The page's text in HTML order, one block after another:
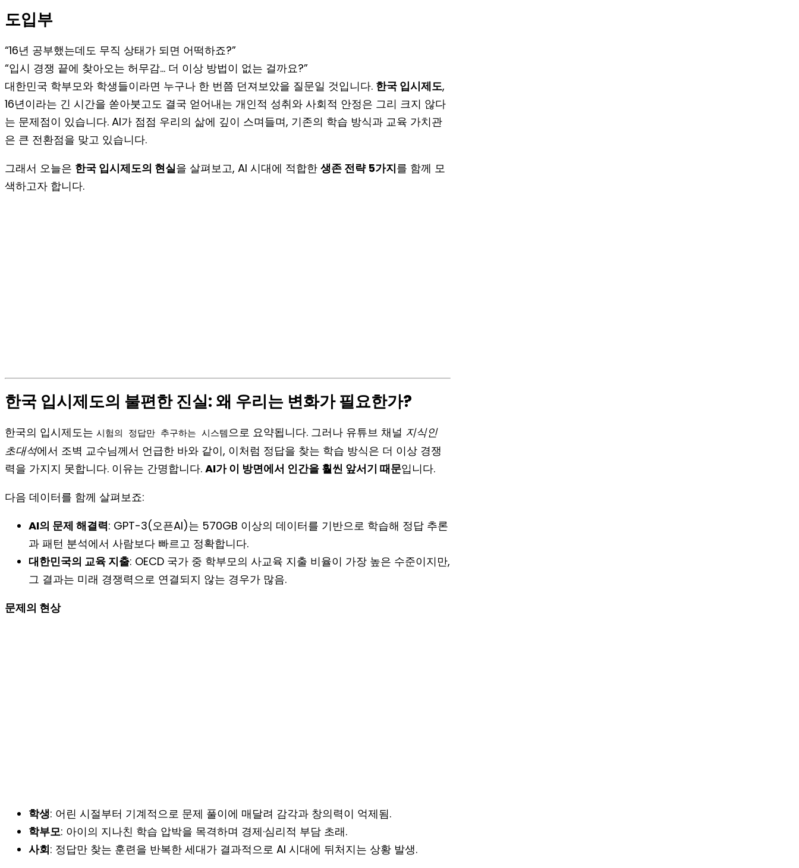
도입부
“16년 공부했는데도 무직 상태가 되면 어떡하죠?”
“입시 경쟁 끝에 찾아오는 허무감… 더 이상 방법이 없는 걸까요?”
대한민국 학부모와 학생들이라면 누구나 한 번쯤 던져보았을 질문일 것입니다. 한국 입시제도,
16년이라는 긴 시간을 쏟아붓고도 결국 얻어내는 개인적 성취와 사회적 안정은 그리 크지 않다
는 문제점이 있습니다. AI가 점점 우리의 삶에 깊이 스며들며, 기존의 학습 방식과 교육 가치관
은 큰 전환점을 맞고 있습니다.
그래서 오늘은 한국 입시제도의 현실을 살펴보고, AI 시대에 적합한 생존 전략 5가지를 함께 모
색하고자 합니다.
한국 입시제도의 불편한 진실: 왜 우리는 변화가 필요한가?
한국의 입시제도는 시험의 정답만 추구하는 시스템으로 요약됩니다. 그러나 유튜브 채널 지식인
초대석에서 조벽 교수님께서 언급한 바와 같이, 이처럼 정답을 찾는 학습 방식은 더 이상 경쟁
력을 가지지 못합니다. 이유는 간명합니다. AI가 이 방면에서 인간을 훨씬 앞서기 때문입니다.
다음 데이터를 함께 살펴보죠:
AI의 문제 해결력: GPT-3(오픈AI)는 570GB 이상의 데이터를 기반으로 학습해 정답 추론
과 패턴 분석에서 사람보다 빠르고 정확합니다.
대한민국의 교육 지출: OECD 국가 중 학부모의 사교육 지출 비율이 가장 높은 수준이지만,
그 결과는 미래 경쟁력으로 연결되지 않는 경우가 많음.
문제의 현상
학생: 어린 시절부터 기계적으로 문제 풀이에 매달려 감각과 창의력이 억제됨.
학부모: 아이의 지나친 학습 압박을 목격하며 경제·심리적 부담 초래.
사회: 정답만 찾는 훈련을 반복한 세대가 결과적으로 AI 시대에 뒤처지는 상황 발생.